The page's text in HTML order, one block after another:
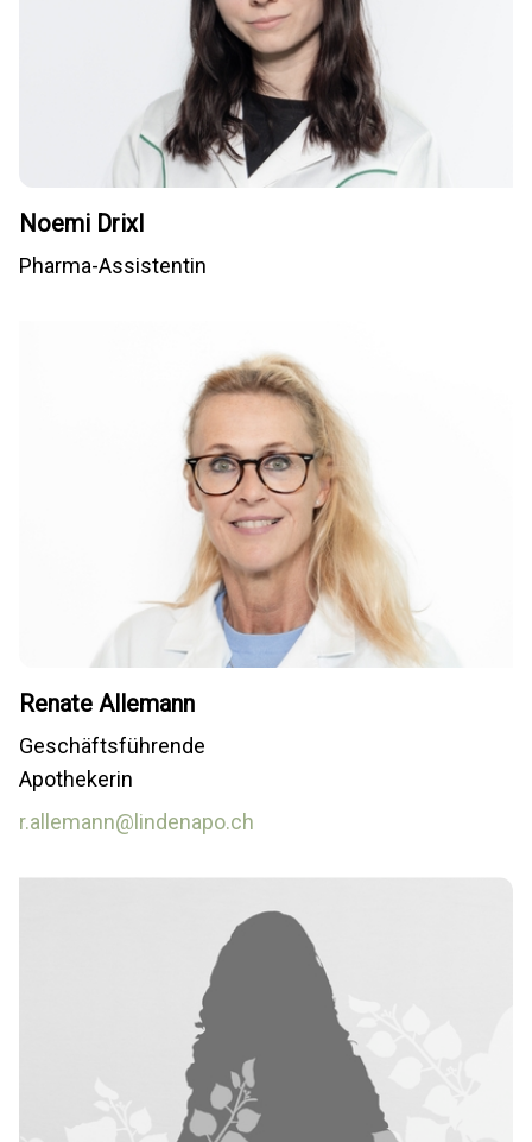
Noemi Drixl
Pharma-Assistentin
Renate Allemann
Geschäftsführende
Apothekerin
r.allemann@lindenapo.ch